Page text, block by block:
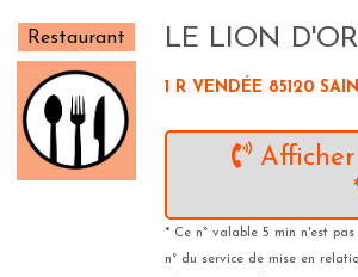
Restaurant LE LION
1 R VENDÉE 85120
* Ce n° valable 5 min n'est
n° du service de mise en